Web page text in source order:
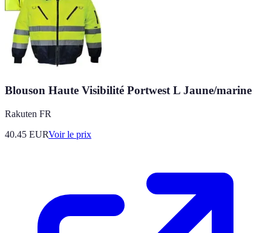
Blouson Haute Visibilité Portwest L Jaune/marine
Rakuten FR
40.45 EURVoir le prix